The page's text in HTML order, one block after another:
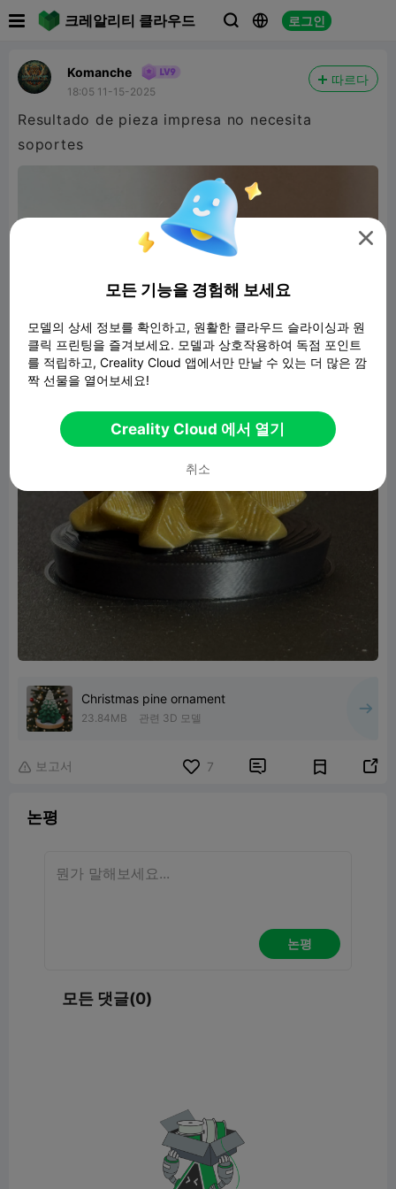
크레알리티 클라우드   로그인
Komanche
18:05 11-15-2025
따르다
Resultado de pieza impresa no necesita
soportes
Christmas pine ornament
23.84MB 관련 3D 모델
 보고서 7  
논평
논평
모든 댓글(0)

모든 기능을 경험해 보세요
모델의 상세 정보를 확인하고, 원활한 클라우드 슬라이싱과 원
클릭 프린팅을 즐겨보세요. 모델과 상호작용하여 독점 포인트
를 적립하고, Creality Cloud 앱에서만 만날 수 있는 더 많은 깜
짝 선물을 열어보세요!
Creality Cloud 에서 열기
취소